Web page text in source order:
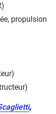
propulsion
,